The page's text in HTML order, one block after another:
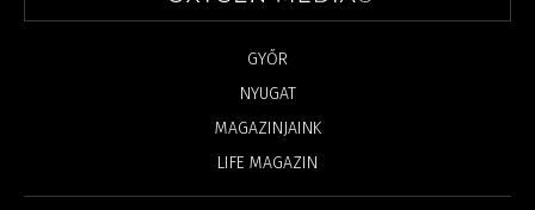
GYŐR
NYUGAT
MAGAZINJAINK
LIFE MAGAZIN